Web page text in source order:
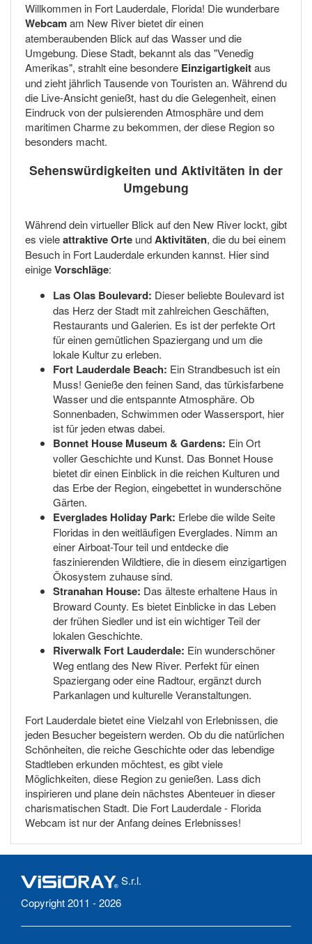
Willkommen in Fort Lauderdale, Florida! Die wunderbare
Webcamam New River bietet dir einen
atemberaubenden Blick auf das Wasser und die
Umgebung. Diese Stadt, bekannt als das "Venedig
Amerikas", strahlt eine besondere Einzigartigkeitaus
und zieht jährlich Tausende von Touristen an. Während du
die Live-Ansicht genießt, hast du die Gelegenheit, einen
Eindruck von der pulsierenden Atmosphäre und dem
maritimen Charme zu bekommen, der diese Region so
besonders macht.
Sehenswürdigkeiten und Aktivitäten in der
Umgebung
Während dein virtueller Blick auf den New River lockt, gibt
es vieleattraktive Orte undAktivitäten, die du bei einem
Besuch in Fort Lauderdale erkunden kannst. Hier sind
einigeVorschläge:
Las Olas Boulevard: Dieser beliebte Boulevard ist
das Herz der Stadt mit zahlreichen Geschäften,
Restaurants und Galerien. Es ist der perfekte Ort
für einen gemütlichen Spaziergang und um die
lokale Kultur zu erleben.
Fort Lauderdale Beach: Ein Strandbesuch ist ein
Muss! Genieße den feinen Sand, das türkisfarbene
Wasser und die entspannte Atmosphäre. Ob
Sonnenbaden, Schwimmen oder Wassersport, hier
ist für jeden etwas dabei.
Bonnet House Museum & Gardens: Ein Ort
voller Geschichte und Kunst. Das Bonnet House
bietet dir einen Einblick in die reichen Kulturen und
das Erbe der Region, eingebettet in wunderschöne
Gärten.
Everglades Holiday Park: Erlebe die wilde Seite
Floridas in den weitläufigen Everglades. Nimm an
einer Airboat-Tour teil und entdecke die
faszinierenden Wildtiere, die in diesem einzigartigen
Ökosystem zuhause sind.
Stranahan House: Das älteste erhaltene Haus in
Broward County. Es bietet Einblicke in das Leben
der frühen Siedler und ist ein wichtiger Teil der
lokalen Geschichte.
Riverwalk Fort Lauderdale: Ein wunderschöner
Weg entlang des New River. Perfekt für einen
Spaziergang oder eine Radtour, ergänzt durch
Parkanlagen und kulturelle Veranstaltungen.
Fort Lauderdale bietet eine Vielzahl von Erlebnissen, die
jeden Besucher begeistern werden. Ob du die natürlichen
Schönheiten, die reiche Geschichte oder das lebendige
Stadtleben erkunden möchtest, es gibt viele
Möglichkeiten, diese Region zu genießen. Lass dich
inspirieren und plane dein nächstes Abenteuer in dieser
charismatischen Stadt. Die Fort Lauderdale - Florida
Webcam ist nur der Anfang deines Erlebnisses!
S.r.l.
Copyright 2011 - 2026